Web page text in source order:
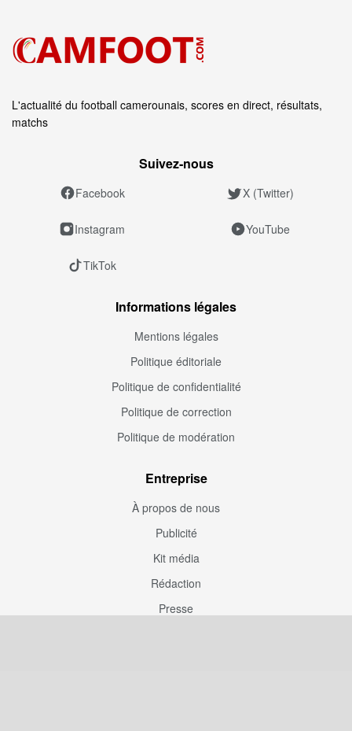
L'actualité du football camerounais, scores en direct, résultats,
matchs
Suivez‑nous
Facebook X (Twitter)
Instagram YouTube
TikTok
Informations légales
Mentions légales
Politique éditoriale
Politique de confidentialité
Politique de correction
Politique de modération
Entreprise
À propos de nous
Publicité
Kit média
Rédaction
Presse